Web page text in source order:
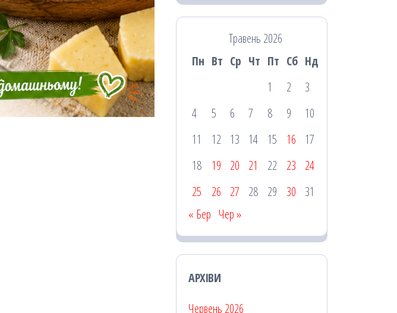
Травень 2026
Пн Вт Ср Чт Пт Сб Нд
1
2
3
4
5 6 7 8 9
10
11
12 13 14 15 16
17
18
19 20 21 22 23
24
25
26 27 28 29 30
31
« Бер Чер »
АРХІВИ
Червень 2026